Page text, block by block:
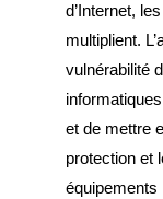
d’Internet,
multiplient.
vulnérabilité
et de mettre
protection et
équipements